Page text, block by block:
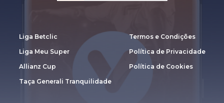
Liga Betclic
Liga Meu Super
Allianz Cup
Taça Generali Tranquilidade
Termos e Condições
Política de Privacidade
Política de Cookies